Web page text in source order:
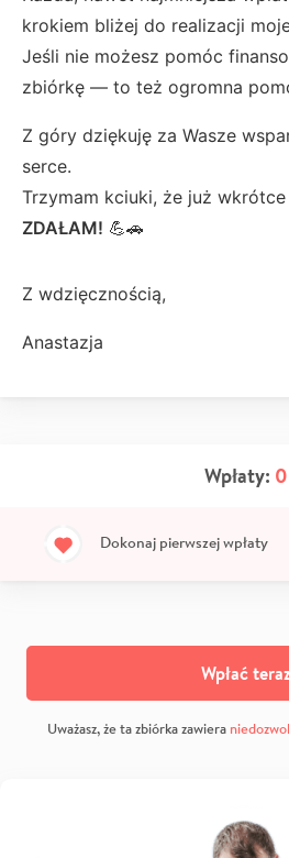
krokiem bliżej do realizacji
Jeśli nie możesz pomóc
zbiórkę — to też ogromna
Z góry dziękuję za Wasze
serce.
Trzymam kciuki, że już wkrótce
ZDAŁAM! 💪🚗
Z wdzięcznością,
Anastazja
Wpłaty: 0
Dokonaj pierwszej wpłaty
Wpłać teraz
Uważasz, że ta zbiórka zawiera